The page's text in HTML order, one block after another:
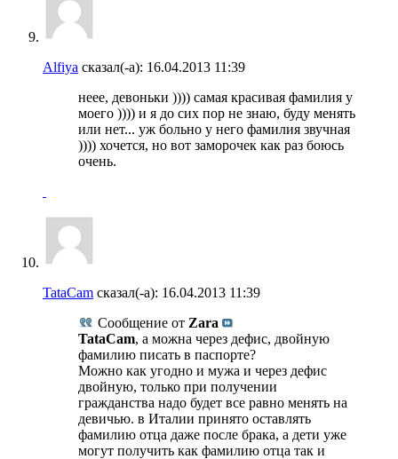
Alfiya сказал(-а): 16.04.2013 11:39
неее, девоньки )))) самая красивая фамилия у
моего )))) и я до сих пор не знаю, буду менять
или нет... уж больно у него фамилия звучная
)))) хочется, но вот заморочек как раз боюсь
очень.
TataCam сказал(-а): 16.04.2013 11:39
Сообщение от Zara
TataCam, а можна через дефис, двойную
фамилию писать в паспорте?
Можно как угодно и мужа и через дефис
двойную, только при получении
гражданства надо будет все равно менять на
девичью. в Италии принято оставлять
фамилию отца даже после брака, а дети уже
могут получить как фамилию отца так и